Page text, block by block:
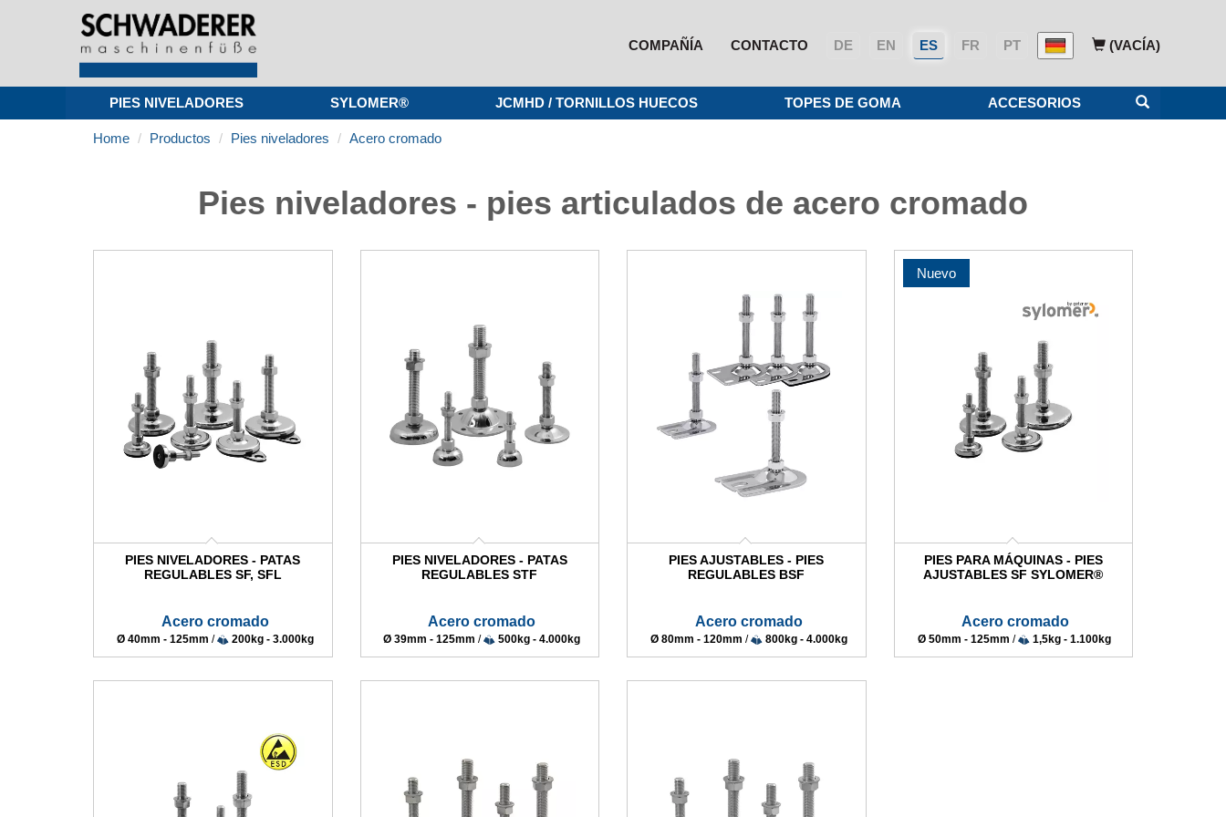
(VACÍA)
COMPAÑÍA PT
FR
ES
EN
DE
CONTACTO
PIES NIVELADORES SYLOMER® JCMHD / TORNILLOS HUECOS TOPES DE GOMA ACCESORIOS
Home Productos Pies niveladores Acero cromado
Pies niveladores - pies articulados de acero cromado
PIES NIVELADORES - PATAS
REGULABLES SF, SFL
Acero cromado
Ø 40mm - 125mm / 200kg - 3.000kg
PIES NIVELADORES - PATAS
REGULABLES STF
Acero cromado
Ø 39mm - 125mm / 500kg - 4.000kg
PIES AJUSTABLES - PIES
REGULABLES BSF
Acero cromado
Ø 80mm - 120mm / 800kg - 4.000kg
Nuevo
PIES PARA MÁQUINAS - PIES
AJUSTABLES SF SYLOMER®
Acero cromado
Ø 50mm - 125mm / 1,5kg - 1.100kg